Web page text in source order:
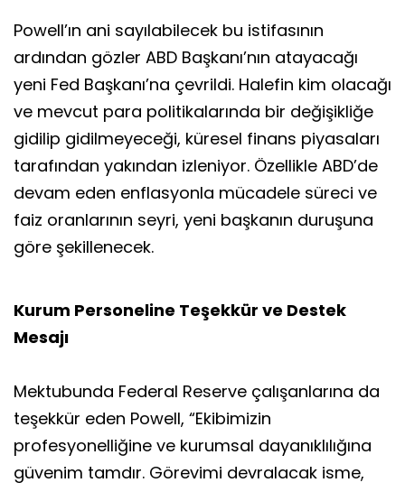
Powell’ın ani sayılabilecek bu istifasının
ardından gözler ABD Başkanı’nın atayacağı
yeni Fed Başkanı’na çevrildi. Halefin kim olacağı
ve mevcut para politikalarında bir değişikliğe
gidilip gidilmeyeceği, küresel finans piyasaları
tarafından yakından izleniyor. Özellikle ABD’de
devam eden enflasyonla mücadele süreci ve
faiz oranlarının seyri, yeni başkanın duruşuna
göre şekillenecek.
Kurum Personeline Teşekkür ve Destek
Mesajı
Mektubunda Federal Reserve çalışanlarına da
teşekkür eden Powell, “Ekibimizin
profesyonelliğine ve kurumsal dayanıklılığına
güvenim tamdır. Görevimi devralacak isme,